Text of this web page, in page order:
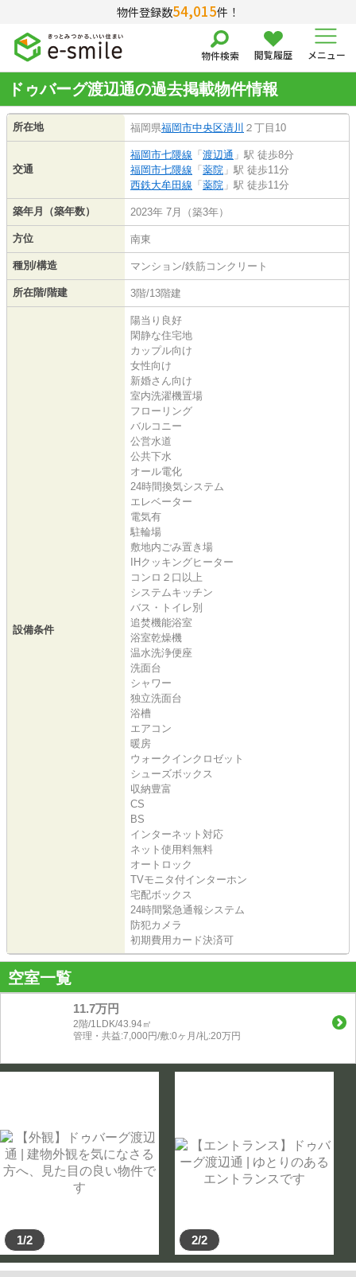
物件登録数54,015件！
物件検索 閲覧履歴 メニュー
ドゥバーグ渡辺通の過去掲載物件情報
所在地 福岡県福岡市中央区清川 ２丁目10
交通
福岡市七隈線 「渡辺通 」駅 徒歩8分
福岡市七隈線 「薬院 」駅 徒歩11分
西鉄大牟田線 「薬院 」駅 徒歩11分
築年月（築年数） 2023年 7月（築3年）
方位 南東
種別/構造 マンション/鉄筋コンクリート
所在階/階建 3階/13階建
設備条件
陽当り良好
閑静な住宅地
カップル向け
女性向け
新婚さん向け
室内洗濯機置場
フローリング
バルコニー
公営水道
公共下水
オール電化
24時間換気システム
エレベーター
電気有
駐輪場
敷地内ごみ置き場
IHクッキングヒーター
コンロ２口以上
システムキッチン
バス・トイレ別
追焚機能浴室
浴室乾燥機
温水洗浄便座
洗面台
シャワー
独立洗面台
浴槽
エアコン
暖房
ウォークインクロゼット
シューズボックス
収納豊富
CS
BS
インターネット対応
ネット使用料無料
オートロック
TVモニタ付インターホン
宅配ボックス
24時間緊急通報システム
防犯カメラ
初期費用カード決済可
空室一覧
11.7万円
2階/1LDK/43.94㎡
管理・共益:7,000円/敷:0ヶ月/礼:20万円
1/2 2/2